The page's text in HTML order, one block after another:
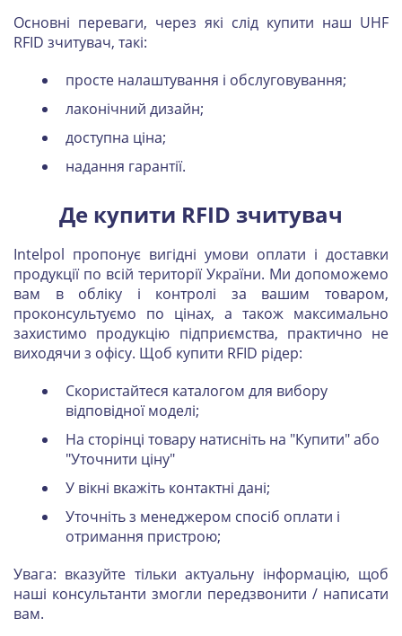
Основні переваги, через які слід купити наш UHF
RFID зчитувач, такі:
просте налаштування і обслуговування;
лаконічний дизайн;
доступна ціна;
надання гарантії.
Де купити RFID зчитувач
Intelpol пропонує вигідні умови оплати і доставки
продукції по всій території України. Ми допоможемо
вам в обліку і контролі за вашим товаром,
проконсультуємо по цінах, а також максимально
захистимо продукцію підприємства, практично не
виходячи з офісу. Щоб купити RFID рідер:
Скористайтеся каталогом для вибору
відповідної моделі;
На сторінці товару натисніть на "Купити" або
"Уточнити ціну"
У вікні вкажіть контактні дані;
Уточніть з менеджером спосіб оплати і
отримання пристрою;
Увага: вказуйте тільки актуальну інформацію, щоб
наші консультанти змогли передзвонити / написати
вам.